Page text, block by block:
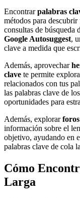
Encontrarpalabras
métodos para descubrir
consultas de búsqueda
Google Autosuggest,
clave a medida que
Además, aprovechar
clave te permite
relacionados con tus
las palabras clave de
oportunidades para
Además, explorar
información sobre el
objetivo, ayudando en
palabras clave de cola
Cómo
Larga